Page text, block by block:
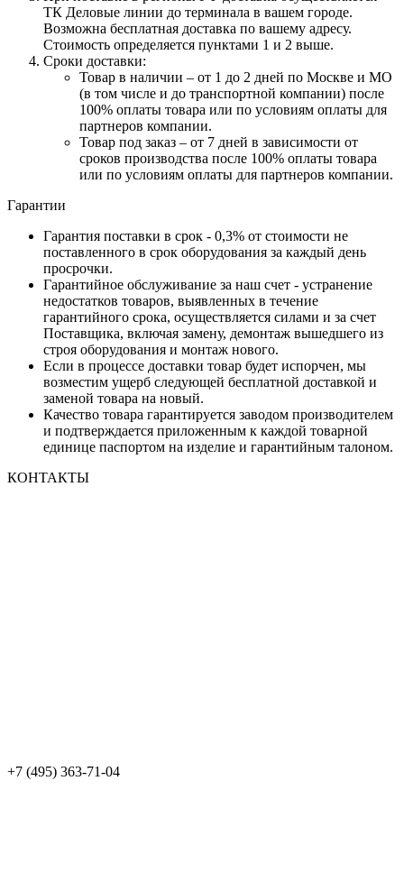
ТК Деловые линии до терминала в вашем городе.
Возможна бесплатная доставка по вашему адресу.
Стоимость определяется пунктами 1 и 2 выше.
Сроки доставки:
Товар в наличии – от 1 до 2 дней по Москве и МО
(в том числе и до транспортной компании) после
100% оплаты товара или по условиям оплаты для
партнеров компании.
Товар под заказ – от 7 дней в зависимости от
сроков производства после 100% оплаты товара
или по условиям оплаты для партнеров компании.
Гарантии
Гарантия поставки в срок - 0,3% от стоимости не
поставленного в срок оборудования за каждый день
просрочки.
Гарантийное обслуживание за наш счет - устранение
недостатков товаров, выявленных в течение
гарантийного срока, осуществляется силами и за счет
Поставщика, включая замену, демонтаж вышедшего из
строя оборудования и монтаж нового.
Если в процессе доставки товар будет испорчен, мы
возместим ущерб следующей бесплатной доставкой и
заменой товара на новый.
Качество товара гарантируется заводом производителем
и подтверждается приложенным к каждой товарной
единице паспортом на изделие и гарантийным талоном.
КОНТАКТЫ
+7 (495) 363-71-04